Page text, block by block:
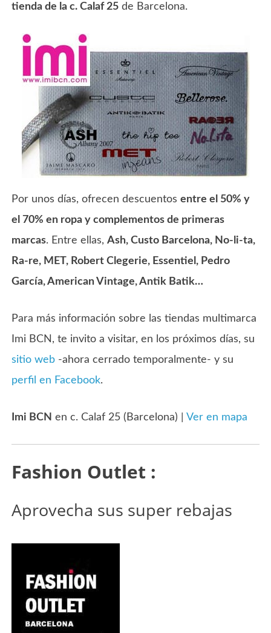
tienda de la c. Calaf 25 de Barcelona.
Por unos días, ofrecen descuentosentre el 50% y
el 70% en ropa y complementos de primeras
marcas. Entre ellas,Ash, Custo Barcelona, No-li-ta,
Ra-re, MET, Robert Clegerie, Essentiel, Pedro
García, American Vintage, Antik Batik…
Para más información sobre las tiendas multimarca
Imi BCN, te invito a visitar, en los próximos días, su
sitio web -ahora cerrado temporalmente- y su
perfil en Facebook.
Imi BCN en c. Calaf 25 (Barcelona) |Ver en mapa
Fashion Outlet :
Aprovecha sus super rebajas